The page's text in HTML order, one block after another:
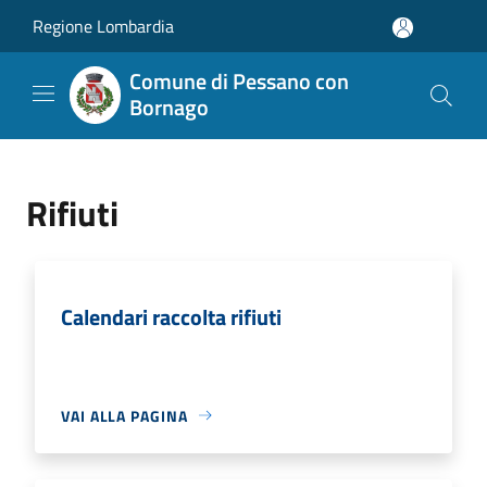
Regione Lombardia
Comune di Pessano con
Bornago
Rifiuti
Calendari raccolta rifiuti
VAI ALLA PAGINA